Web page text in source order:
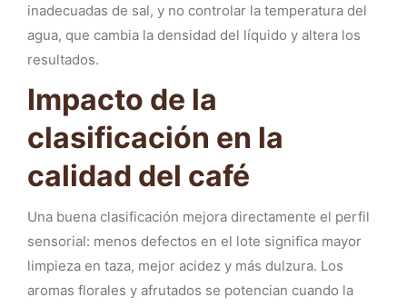
inadecuadas de sal, y no controlar la temperatura del
agua, que cambia la densidad del líquido y altera los
resultados.
Impacto de la
clasificación en la
calidad del café
Una buena clasificación mejora directamente el perfil
sensorial: menos defectos en el lote significa mayor
limpieza en taza, mejor acidez y más dulzura. Los
aromas florales y afrutados se potencian cuando la